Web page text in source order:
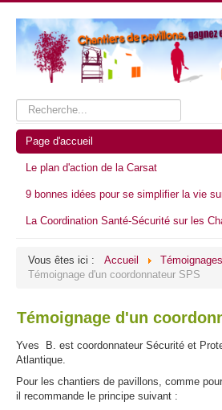
Rechercher
Page d'accueil
Le plan d'action de la Carsat
9 bonnes idées pour se simplifier la vie
La Coordination Santé-Sécurité sur les
Vous êtes ici : Accueil
Témoignages
Témoignage d'un coordonnateur SPS
Témoignage d'un
Yves B. est coordonnateur Sécurité et
Atlantique.
Pour les chantiers de pavillons, comme
il recommande le principe suivant :